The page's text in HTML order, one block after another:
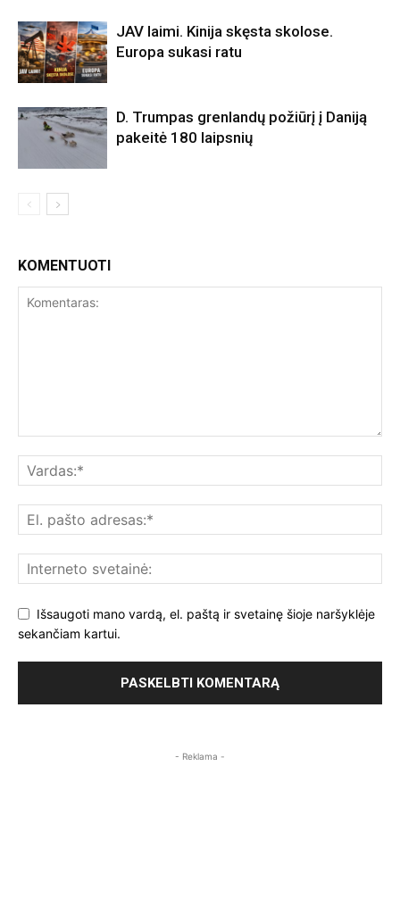
JAV laimi. Kinija skęsta skolose.
Europa sukasi ratu
D. Trumpas grenlandų požiūrį į Daniją
pakeitė 180 laipsnių
KOMENTUOTI
Išsaugoti mano vardą, el. paštą ir svetainę šioje naršyklėje
sekančiam kartui.
- Reklama -